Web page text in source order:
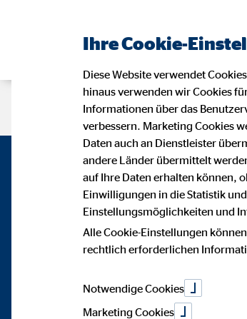
Beraterseite Karriere
Ihre Cookie-
Diese Website verwendet
hinaus verwenden wir Cookies
Informationen über das
verbessern. Marketing Cookies
Daten auch an Dienstleister
andere Länder übermittelt
auf Ihre Daten erhalten können,
Einwilligungen in die Statistik
Einstellungsmöglichkeiten und
Alle Cookie-Einstellungen
rechtlich erforderlichen
Notwendige Cookies
Marketing Cookies